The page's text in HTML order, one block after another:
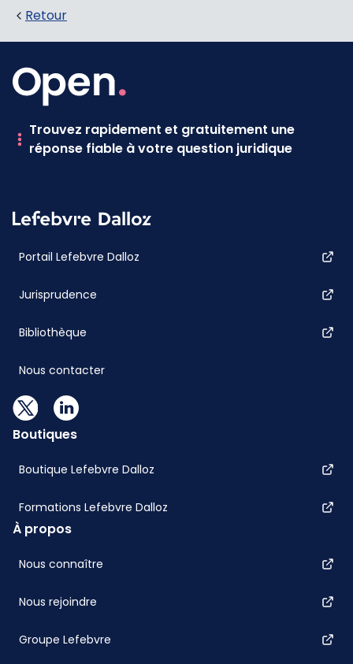
Retour
Trouvez rapidement et gratuitement une
réponse fiable à votre question juridique
Portail Lefebvre Dalloz
Jurisprudence
Bibliothèque
Nous contacter
Boutiques
Boutique Lefebvre Dalloz
Formations Lefebvre Dalloz
À propos
Nous connaître
Nous rejoindre
Groupe Lefebvre